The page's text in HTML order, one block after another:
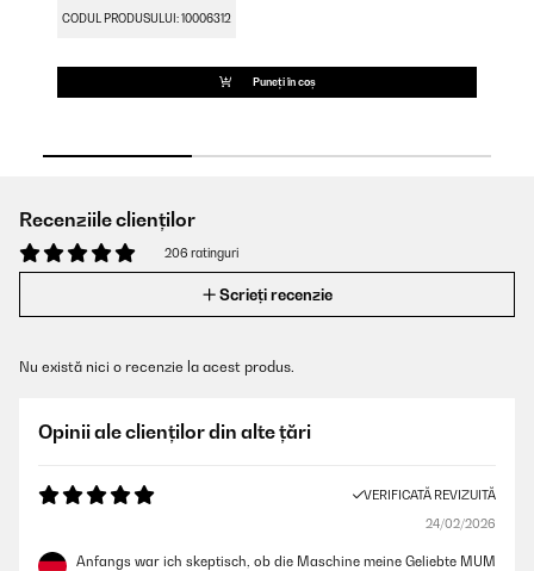
CODUL PRODUSULUI: 10006312
Puneți în coș
Recenziile clienților
206 ratinguri
Scrieți recenzie
Nu există nici o recenzie la acest produs.
Opinii ale clienților din alte țări
VERIFICATĂ REVIZUITĂ
24/02/2026
Anfangs war ich skeptisch, ob die Maschine meine Geliebte MUM